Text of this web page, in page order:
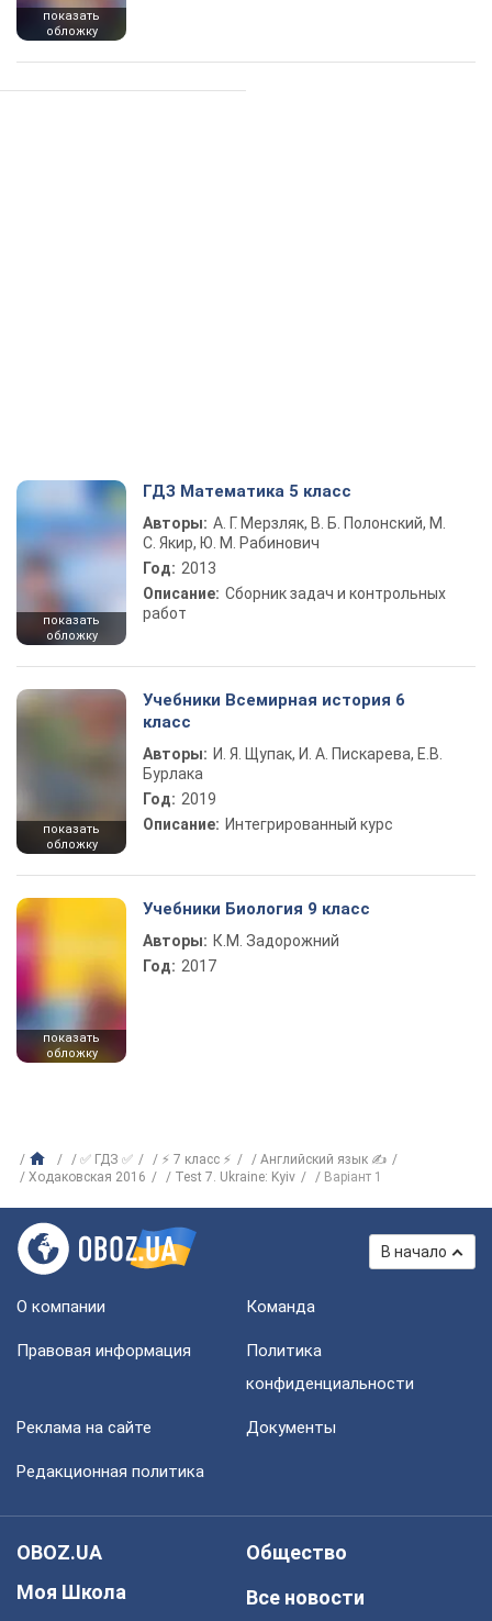
показать
обложку
показать
обложку
ГДЗ Математика 5 класс
Авторы: А. Г. Мерзляк, В. Б. Полонский, М.
С. Якир, Ю. М. Рабинович
Год: 2013
Описание: Сборник задач и контрольных
работ
показать
обложку
Учебники Всемирная история 6
класс
Авторы: И. Я. Щупак, И. А. Пискарева, Е.В.
Бурлака
Год: 2019
Описание: Интегрированный курс
показать
обложку
Учебники Биология 9 класс
Авторы: К.М. Задорожний
Год: 2017
✅ ГДЗ ✅ ⚡ 7 класс ⚡
Английский язык ✍
Ходаковская 2016
Test 7. Ukraine: Kyiv Варіант 1
В начало
О компании Команда
Правовая информация
Политика
конфиденциальности
Реклама на сайте Документы
Редакционная политика
OBOZ.UA
Моя Школа
Общество
Все новости